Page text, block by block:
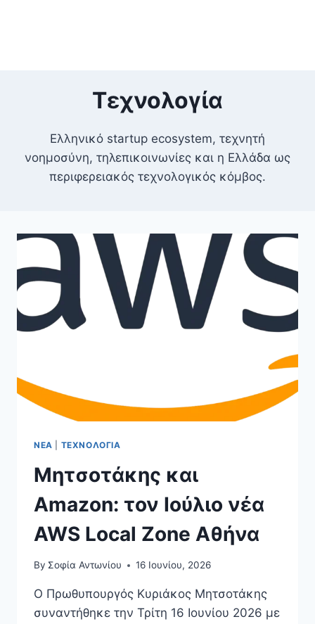
Τεχνολογία
Ελληνικό startup ecosystem, τεχνητή
νοημοσύνη, τηλεπικοινωνίες και η Ελλάδα ως
περιφερειακός τεχνολογικός κόμβος.
ΝΈΑ ΤΕΧΝΟΛΟΓΊΑ
Μητσοτάκης και
Amazon: τον Ιούλιο νέα
AWS Local Zone Αθήνα
By Σοφία Αντωνίου 16 Ιουνίου, 2026
Ο Πρωθυπουργός Κυριάκος Μητσοτάκης
συναντήθηκε την Τρίτη 16 Ιουνίου 2026 με